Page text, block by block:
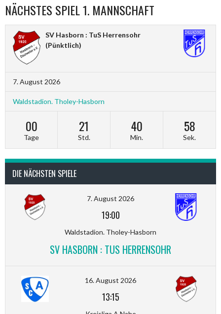
NÄCHSTES SPIEL 1. MANNSCHAFT
SV Hasborn : TuS Herrensohr
(Pünktlich)
7. August 2026
Waldstadion. Tholey-Hasborn
00
Tage
21
Std.
40
Min.
57
Sek.
DIE NÄCHSTEN SPIELE
7. August 2026
19:00
Waldstadion. Tholey-Hasborn
SV HASBORN : TUS HERRENSOHR
16. August 2026
13:15